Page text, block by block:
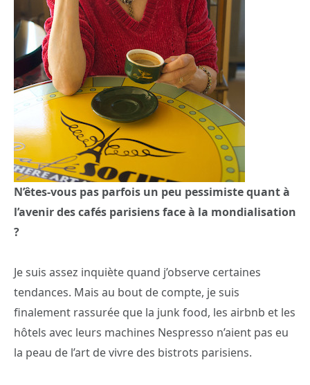
N’êtes-vous pas parfois un peu pessimiste quant à
l’avenir des cafés parisiens face à la mondialisation
?
Je suis assez inquiète quand j’observe certaines
tendances. Mais au bout de compte, je suis
finalement rassurée que la junk food, les airbnb et les
hôtels avec leurs machines Nespresso n’aient pas eu
la peau de l’art de vivre des bistrots parisiens.